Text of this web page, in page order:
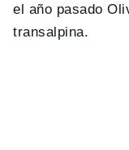
el año pasado
transalpina.